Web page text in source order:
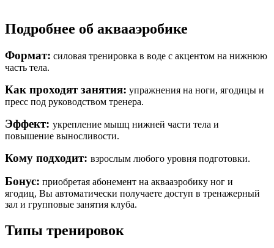
Подробнее об аквааэробике
Формат: силовая тренировка в воде с акцентом на нижнюю
часть тела.
Как проходят занятия: упражнения на ноги, ягодицы и
пресс под руководством тренера.
Эффект: укрепление мышц нижней части тела и
повышение выносливости.
Кому подходит: взрослым любого уровня подготовки.
Бонус: приобретая абонемент на аквааэробику ног и
ягодиц, Вы автоматически получаете доступ в тренажерный
зал и групповые занятия клуба.
Типы тренировок